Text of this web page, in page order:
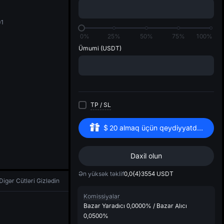
0% 25% 50% 75%
100%
Ümumi (USDT)
TP / SL
$ 20almaq üçün qeydiyyatdan
Daxil olun
Ən yüksək təklif0,0{4}3554 USDT
Komissiyalar
Bazar Yaradıcı 0,0000% / Bazar Alıcı
0,0500%
Digər Cütləri Gizlədin